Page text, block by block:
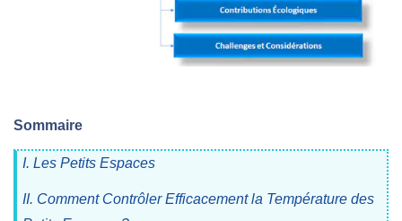
Sommaire
I. Les Petits Espaces
II. Comment Contrôler Efficacement la Température des